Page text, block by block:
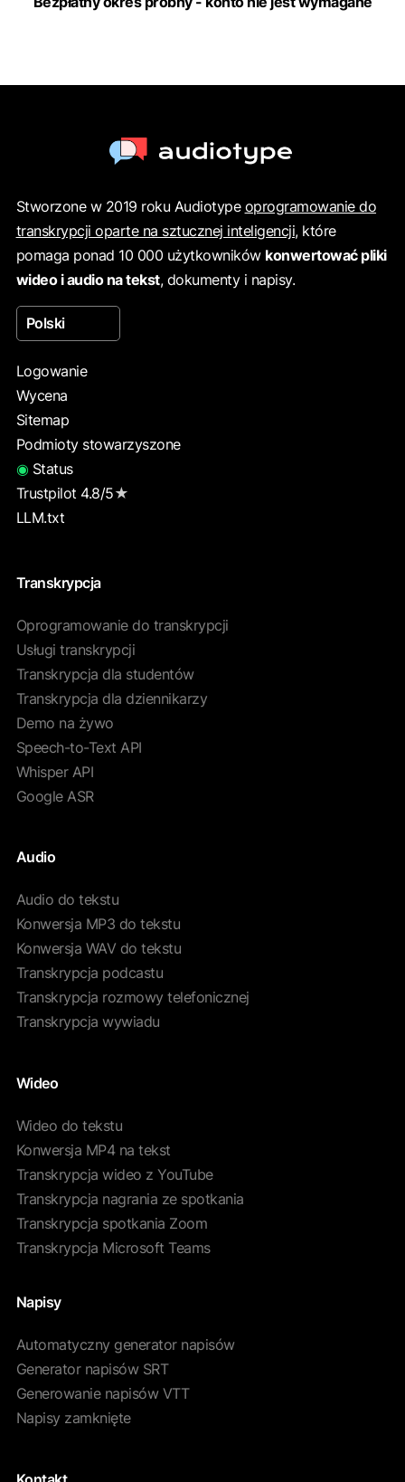
Stworzone w 2019 roku Audiotype oprogramowanie do
transkrypcji oparte na sztucznej inteligencji, które
pomaga ponad 10 000 użytkowników konwertować pliki
wideo i audio na tekst, dokumenty i napisy.
Polski
Logowanie
Wycena
Sitemap
Podmioty stowarzyszone
◉ Status
Trustpilot 4.8/5★
LLM.txt
Transkrypcja
Oprogramowanie do transkrypcji
Usługi transkrypcji
Transkrypcja dla studentów
Transkrypcja dla dziennikarzy
Demo na żywo
Speech-to-Text API
Whisper API
Google ASR
Audio
Audio do tekstu
Konwersja MP3 do tekstu
Konwersja WAV do tekstu
Transkrypcja podcastu
Transkrypcja rozmowy telefonicznej
Transkrypcja wywiadu
Wideo
Wideo do tekstu
Konwersja MP4 na tekst
Transkrypcja wideo z YouTube
Transkrypcja nagrania ze spotkania
Transkrypcja spotkania Zoom
Transkrypcja Microsoft Teams
Napisy
Automatyczny generator napisów
Generator napisów SRT
Generowanie napisów VTT
Napisy zamknięte